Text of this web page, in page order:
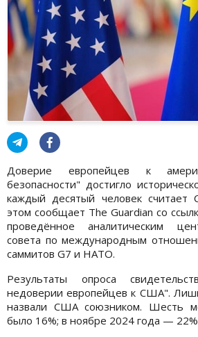
Доверие европейцев к
безопасности" достигло
каждый десятый человек
этом сообщает The Guardian со
проведённое аналитическим
совета по международным
саммитов G7 и НАТО.
Результаты опроса
недоверии европейцев к США".
назвали США союзником. Шесть
было 16%; в ноябре 2024 года —